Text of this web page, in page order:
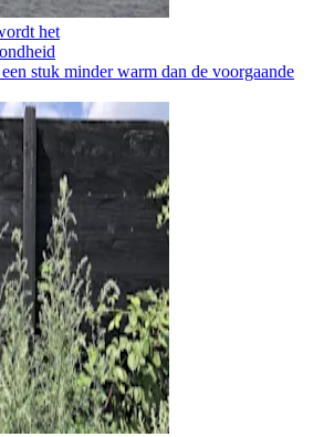
het
stuk minder warm dan de voorgaande